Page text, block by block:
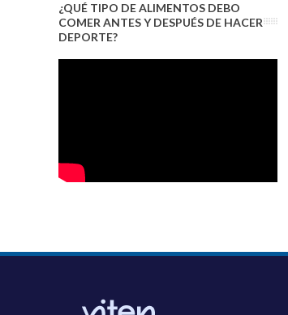
¿QUÉ TIPO DE ALIMENTOS DEBO
COMER ANTES Y DESPUÉS DE HACER
DEPORTE?